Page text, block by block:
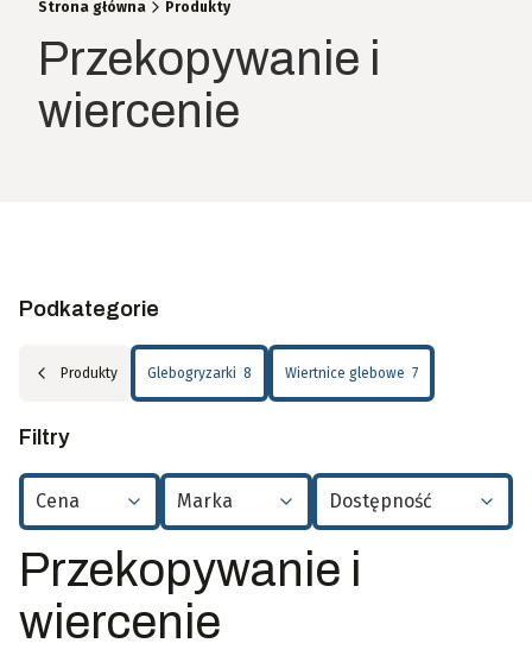
Strona główna Produkty
Przekopywanie i
wiercenie
Podkategorie
Produkty Glebogryzarki 8 Wiertnice glebowe 7
Filtry
Cena Marka Dostępność
Koniec filtrów
Przekopywanie i
wiercenie